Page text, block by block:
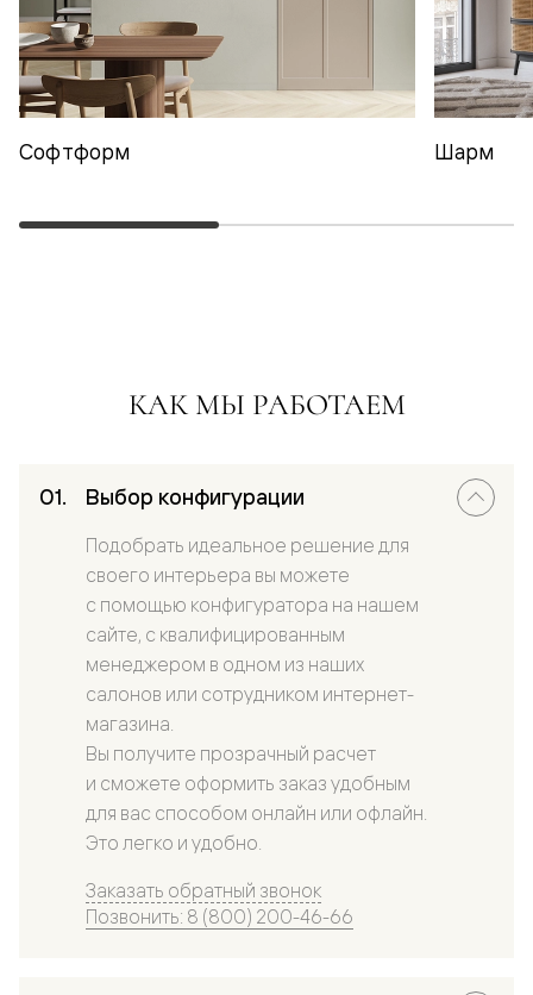
Софтформ Шарм
КАК МЫ РАБОТАЕМ
Выбор конфигурации
Подобрать идеальное решение для
своего интерьера вы можете
с помощью конфигуратора на нашем
сайте, с квалифицированным
менеджером в одном из наших
салонов или сотрудником интернет-
магазина.
Вы получите прозрачный расчет
и сможете оформить заказ удобным
для вас способом онлайн или офлайн.
Это легко и удобно.
Заказать обратный звонок
Позвонить: 8 (800) 200-46-66